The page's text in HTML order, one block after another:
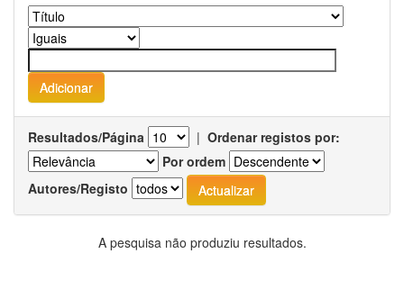
Resultados/Página | Ordenar registos por:
Por ordem
Autores/Registo
A pesquisa não produziu resultados.